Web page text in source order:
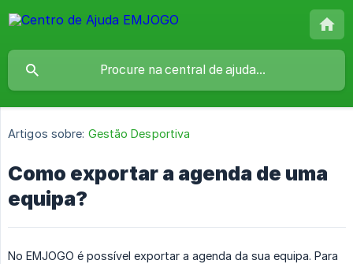
Artigos sobre: Gestão Desportiva
Como exportar a agenda de uma
equipa?
No EMJOGO é possível exportar a agenda da sua equipa. Para